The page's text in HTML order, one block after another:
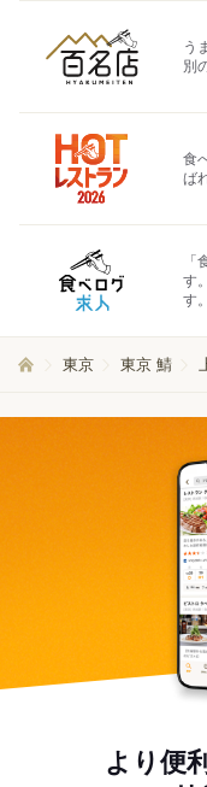
う
別
食
ば
す
す。
東京 東京 鯖
より便